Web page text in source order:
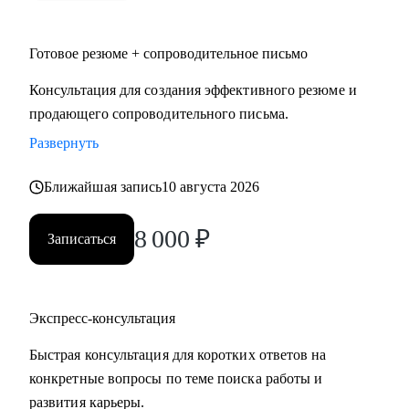
• Фешн и бьюти
• Спорт
• GR и внешняя политика
помогаю с самооценкой и определением перспектив. Могу
быть рядом в периоды, когда профессиональная поддержка
Готовое резюме + сопроводительное письмо
Консультация для создания эффективного резюме и
продающего сопроводительного письма.
Развернуть
Ближайшая запись10 августа 2026
Записаться 8 000 ₽
Экспресс-консультация
Быстрая консультация для коротких ответов на
конкретные вопросы по теме поиска работы и
развития карьеры.